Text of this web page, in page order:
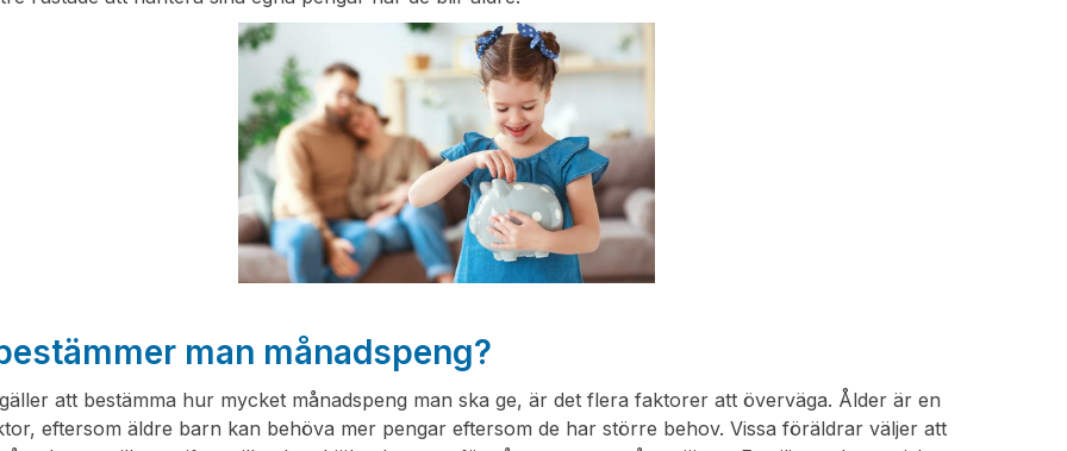
man månadspeng?
att bestämma hur mycket månadspeng man ska ge, är det flera faktorer att överväga. Ålder är en
eftersom äldre barn kan behöva mer pengar eftersom de har större behov. Vissa föräldrar väljer att